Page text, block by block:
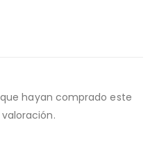
hayan comprado este